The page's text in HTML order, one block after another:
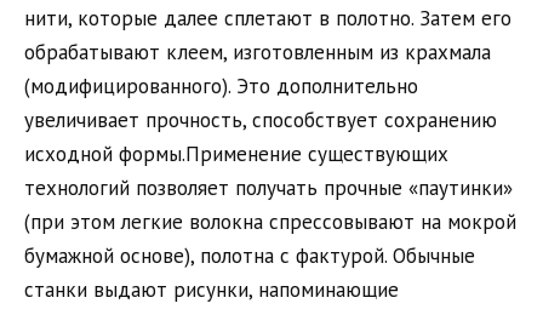
нити, которые далее сплетают в полотно. Затем его
обрабатывают клеем, изготовленным из крахмала
(модифицированного). Это дополнительно
увеличивает прочность, способствует сохранению
исходной формы.Применение существующих
технологий позволяет получать прочные «паутинки»
(при этом легкие волокна спрессовывают на мокрой
бумажной основе), полотна с фактурой. Обычные
станки выдают рисунки, напоминающие